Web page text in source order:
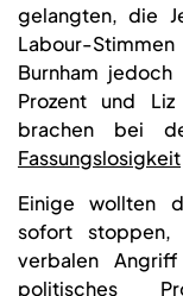
gelangten, die
Labour-
Burnham
Prozent und Liz
brachen bei
Fassungslosigkeit
Einige wollten
sofort stoppen,
verbalen
politisches